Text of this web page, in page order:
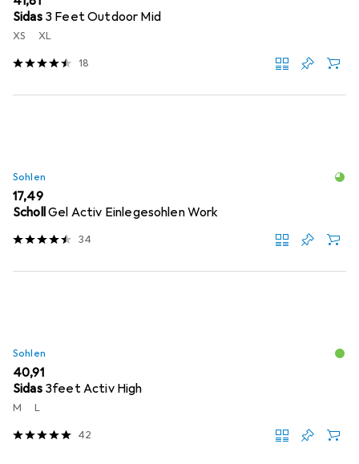
Sidas 3 Feet Outdoor Mid
XS XL
18
Sohlen
EUR
17,49
SchollGel Activ Einlegesohlen Work
34
Sohlen
EUR
40,91
Sidas 3feet Activ High
M L
42